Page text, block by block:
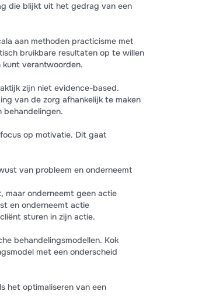
die blijkt uit het gedrag van een
aan methoden practicisme met
bruikbare resultaten op te willen
verantwoorden.
zijn niet evidence-based.
van de zorg afhankelijk te maken
op motivatie. Dit gaat
van probleem en onderneemt
maar onderneemt geen actie
en onderneemt actie
sturen in zijn actie.
behandelingsmodellen. Kok
met een onderscheid
het optimaliseren van een